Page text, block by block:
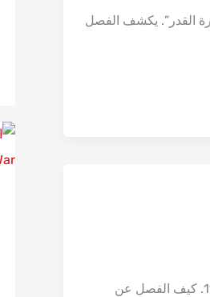
ون بيس 1159، بعنوان “جزيرة القدر”. يكشف الفصل
بعد توقف لمدة اسبوع تعود مانجا ون بيس من جديد مع الفصل 1158. كيف الفصل عن